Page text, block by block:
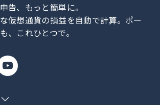
告、もっと簡単に。
仮想通貨の損益を自動で計算。 ポー
、これひとつで。